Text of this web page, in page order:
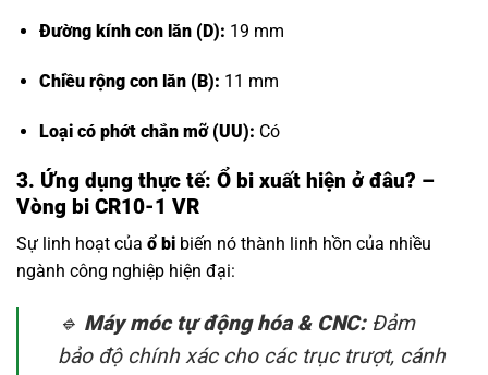
Đường kính con lăn (D): 19 mm
Chiều rộng con lăn (B): 11 mm
Loại có phớt chắn mỡ (UU): Có
3. Ứng dụng thực tế: Ổ bi xuất hiện ở đâu? –
Vòng bi CR10-1 VR
Sự linh hoạt của ổ bi biến nó thành linh hồn của nhiều
ngành công nghiệp hiện đại:
🔹 Máy móc tự động hóa & CNC:Đảm
bảo độ chính xác cho các trục trượt, cánh